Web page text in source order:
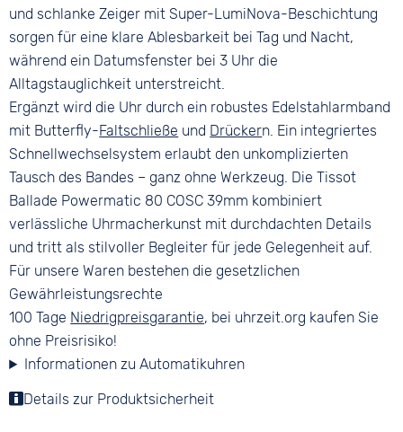
und schlanke Zeiger mit Super-LumiNova-Beschichtung
sorgen für eine klare Ablesbarkeit bei Tag und Nacht,
während ein Datumsfenster bei 3 Uhr die
Alltagstauglichkeit unterstreicht.
Ergänzt wird die Uhr durch ein robustes Edelstahlarmband
mit Butterfly-Faltschließe und Drückern. Ein integriertes
Schnellwechselsystem erlaubt den unkomplizierten
Tausch des Bandes – ganz ohne Werkzeug. Die Tissot
Ballade Powermatic 80 COSC 39mm kombiniert
verlässliche Uhrmacherkunst mit durchdachten Details
und tritt als stilvoller Begleiter für jede Gelegenheit auf.
Für unsere Waren bestehen die gesetzlichen
Gewährleistungsrechte
100 Tage Niedrigpreisgarantie, bei uhrzeit.org kaufen Sie
ohne Preisrisiko!
Informationen zu Automatikuhren
Details zur Produktsicherheit